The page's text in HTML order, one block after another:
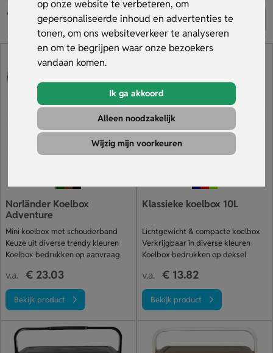
op onze website te verbeteren, om
gepersonaliseerde inhoud en advertenties te
tonen, om ons websiteverkeer te analyseren
en om te begrijpen waar onze bezoekers
vandaan komen.
Ik ga akkoord
Alleen noodzakelijk
Wijzig mijn voorkeuren
relatiegeschenk, want een bedrukte koelbox wordt
gegarandeerd gebruikt en zorgt daardoor voor veel
zichtbaarheid van jouw reclame. Bestel jouw koelbox met
logo bij Sleutelhangers.nl, profiteer van gratis verzending,
snelle levering en ontvang gratis een digitaal voorbeeld.
Bekijk ons assortiment.
Norländer Koelbox
Adventure
Mini koelbox met schouderband
Keuze uit diverse trendy kleuren
Koelbox bedrukken op aanvraag
v.a. € 23.03
Bekijk product
Klassieke koelbox 10L
Lichtgewicht & compacte koelbox
Verkrijgbaar in diverse kleuren
Koelbox bedrukken op deksel
v.a. € 13.82
Bekijk product